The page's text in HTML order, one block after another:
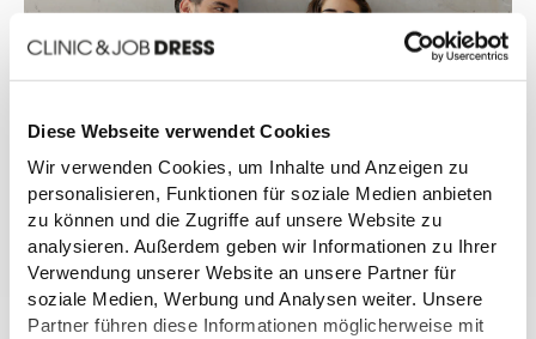
Diese Webseite verwendet Cookies
Wir verwenden Cookies, um Inhalte und Anzeigen zu
personalisieren, Funktionen für soziale Medien anbieten
zu können und die Zugriffe auf unsere Website zu
analysieren. Außerdem geben wir Informationen zu Ihrer
Verwendung unserer Website an unsere Partner für
soziale Medien, Werbung und Analysen weiter. Unsere
Partner führen diese Informationen möglicherweise mit
Dental
Für Praxis und Labor brauchen Sie als Zahnärzte und
zahnmedizinische Fachangestellte zweckmäßige und